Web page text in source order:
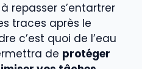
repasser s’entartrer
traces après le
c’est quoi de l’eau
de protéger